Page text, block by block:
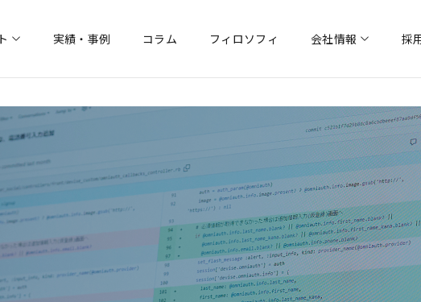
VALUE KIT VALUE KITチケット販売
実績・事例 コラム フィロソフィ 会社情報
情報トップ 会社概要 代表挨拶 沿革 サイバー
採
採用情報トップ 社員紹介 ブログ